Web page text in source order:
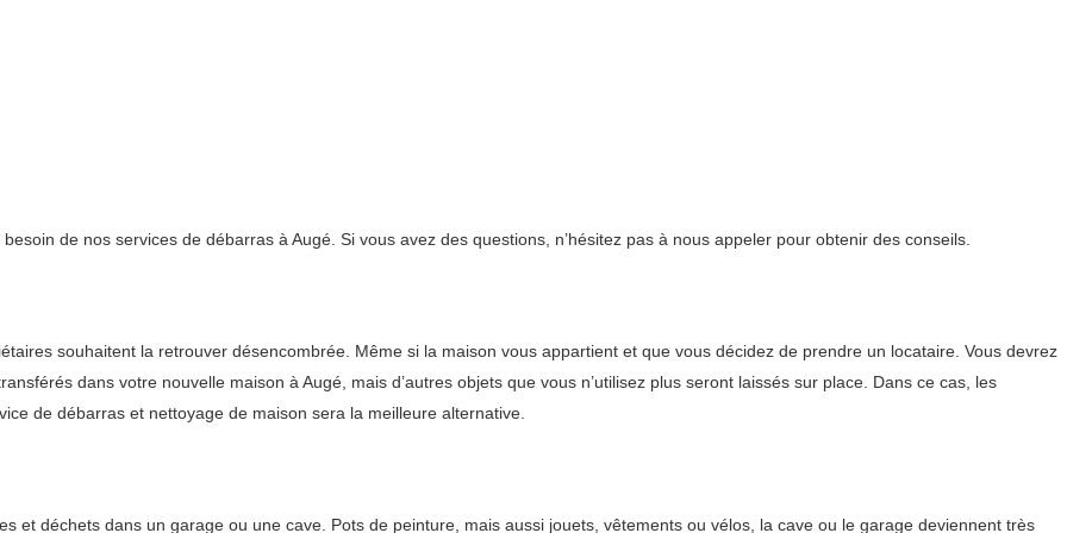
de nos services de débarras à Augé. Si vous avez des questions, n’hésitez pas à nous appeler pour obtenir des conseils.
souhaitent la retrouver désencombrée. Même si la maison vous appartient et que vous décidez de prendre un locataire. Vous devrez
dans votre nouvelle maison à Augé, mais d’autres objets que vous n’utilisez plus seront laissés sur place. Dans ce cas, les
de débarras et nettoyage de maison sera la meilleure alternative.
et déchets dans un garage ou une cave. Pots de peinture, mais aussi jouets, vêtements ou vélos, la cave ou le garage deviennent très